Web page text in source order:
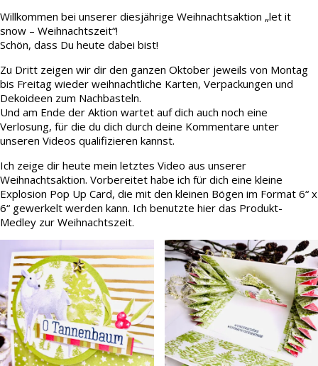
Willkommen bei unserer diesjährige Weihnachtsaktion „let it
snow – Weihnachtszeit“!
Schön, dass Du heute dabei bist!
Zu Dritt zeigen wir dir den ganzen Oktober jeweils von Montag
bis Freitag wieder weihnachtliche Karten, Verpackungen und
Dekoideen zum Nachbasteln.
Und am Ende der Aktion wartet auf dich auch noch eine
Verlosung, für die du dich durch deine Kommentare unter
unseren Videos qualifizieren kannst.
Ich zeige dir heute mein letztes Video aus unserer
Weihnachtsaktion. Vorbereitet habe ich für dich eine kleine
Explosion Pop Up Card, die mit den kleinen Bögen im Format 6“ x
6“ gewerkelt werden kann. Ich benutzte hier das Produkt-
Medley zur Weihnachtszeit.